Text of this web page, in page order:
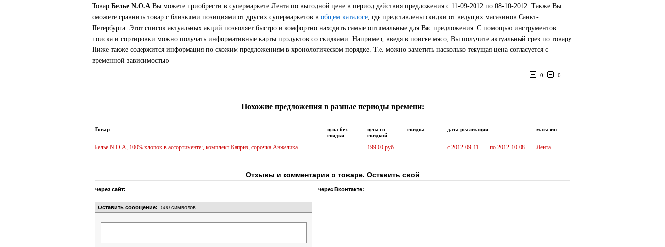
Товар Белье N.O.A Вы можете приобрести в супермаркете Лента по выгодной цене в период действия предложения с 11-09-2012 по 08-10-2012. Также Вы
сможете сравнить товар с близкими позициями от других супермаркетов в общем каталоге, где представлены скидки от ведущих магазинов Санкт-
Петербурга. Этот список актуальных акций позволяет быстро и комфортно находить самые оптимальные для Вас предложения. С помощью инструментов
поиска и сортировки можно получать информативные карты продуктов со скидками. Например, введя в поиске мясо, Вы получите актуальный срез по товару.
Ниже также содержится информация по схожим предложениям в хронологическом порядке. Т.е. можно заметить насколько текущая цена согласуется с
временной зависимостью
0 0
Похожие предложения в разные периоды времени:
Товар
цена без
скидки
цена со
скидкой
скидка дата реализации магазин
Белье N.O.A, 100% хлопок в ассортименте:, комплект Каприз, сорочка Анжелика - 199.00 руб. - c 2012-09-11 по 2012-10-08 Лента
Отзывы и комментарии о товаре. Оставить свой
через сайт: через Вконтакте:
Оставить сообщение: 500 символов